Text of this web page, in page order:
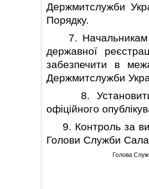
Держмитслужби
Порядку.
7. Начальникам
державної
забезпечити в
Держмитслужби
8. Установити,
офiцiйного
9. Контроль за
Голови Служби
Голова